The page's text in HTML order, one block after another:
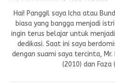
Hai! Panggil saya Icha atau
biasa yang bangga menjadi
ingin terus belajar untuk
dedikasi. Saat ini saya
dengan suami saya tercinta,
(2010) dan Faza